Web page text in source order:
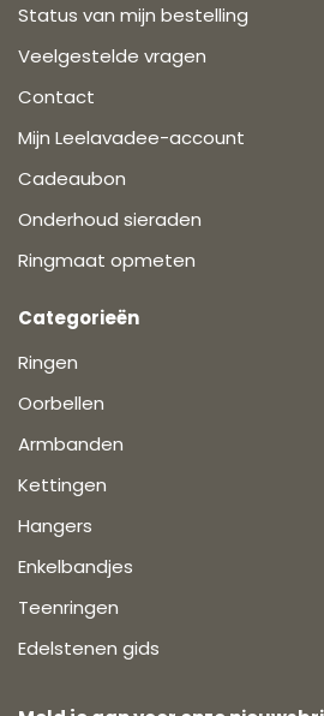
Status van mijn bestelling
Veelgestelde vragen
Contact
Mijn Leelavadee-account
Cadeaubon
Onderhoud sieraden
Ringmaat opmeten
Categorieën
Ringen
Oorbellen
Armbanden
Kettingen
Hangers
Enkelbandjes
Teenringen
Edelstenen gids